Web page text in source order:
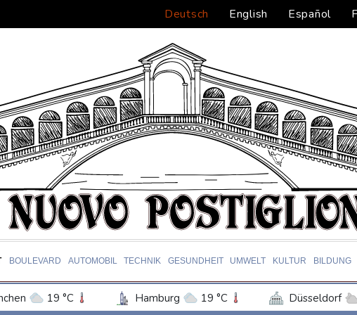
Deutsch English Español
BOULEVARD AUTOMOBIL TECHNIK GESUNDHEIT UMWELT KULTUR BILDUNG
19 °C Hamburg 19 °C Düsseldorf